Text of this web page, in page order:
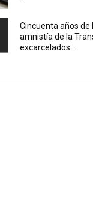
Cincuenta años de
amnistía de la
excarcelados...